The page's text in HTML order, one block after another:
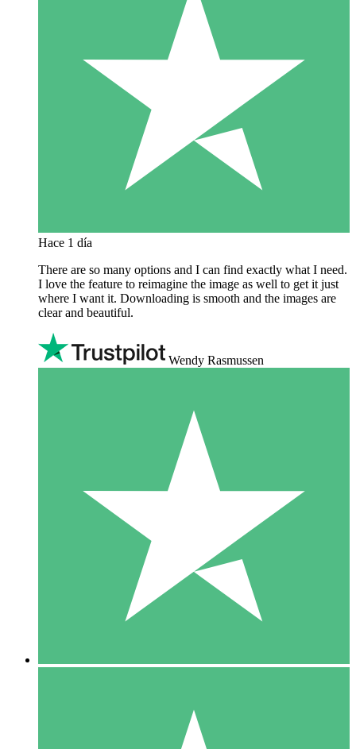
Hace 1 día
There are so many options and I can find exactly what I need.
I love the feature to reimagine the image as well to get it just
where I want it. Downloading is smooth and the images are
clear and beautiful.
Wendy Rasmussen